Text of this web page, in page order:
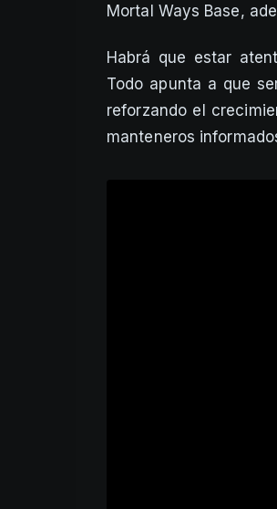
Mortal Ways Base,
Habrá que estar
Todo apunta a que
reforzando el
manteneros